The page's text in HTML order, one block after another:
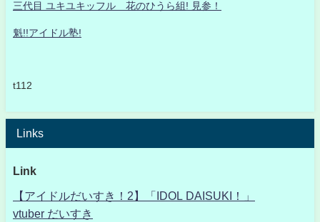
三代目 ユキユキッフル 花のひうら組! 見参！
魁!!アイドル塾!
t112
Links
Link
【アイドルだいすき！2】「IDOL DAISUKI！」
vtuber だいすき